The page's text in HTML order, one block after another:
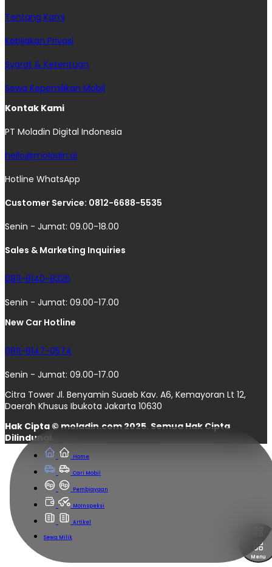
Home
Cari Mobil
Pembiayaan
MoInspeksi
Artikel
Sewa Milik
Tentang Kami
Kebijakan Privasi
Syarat & Ketentuan
Sewa Kepemilikan Mobil
Kontak Kami
PT Moladin Digital Indonesia
hello@moladin.ai
Hotline WhatsApp
Customer Service: 0812-6688-5535
Senin - Jumat: 09.00-18.00
Sales & Marketing Inquiries
0811-8140-8326
Senin - Jumat: 09.00-17.00
New Car Hotline
0811-8147-0574
Senin - Jumat: 09.00-17.00
Citra Tower Jl. Benyamin Suaeb Kav. A6, Kemayoran Lt 12,
Daerah Khusus Ibukota Jakarta 10630
Hak Cipta © moladin.com 2025. Semua Hak Cipta
Dilindungi.